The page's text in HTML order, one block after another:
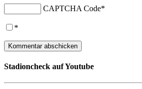
CAPTCHA Code*
*
Stadioncheck auf Youtube